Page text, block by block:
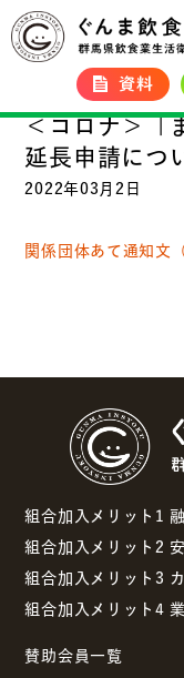
資料
＜コロナ＞「
延長申請につ
2022年03月2日
関係団体あて通知文
組合加入メリット1
組合加入メリット2
組合加入メリット3
組合加入メリット4
賛助会員一覧